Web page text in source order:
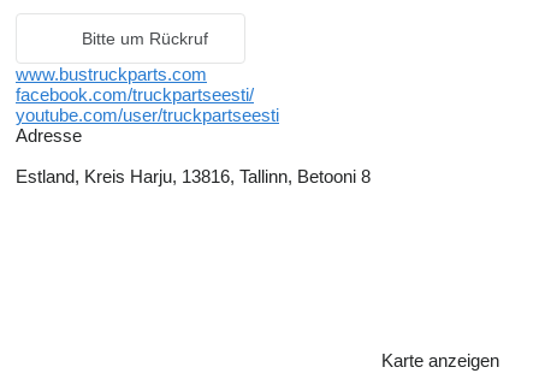
Bitte um Rückruf
www.bustruckparts.com
facebook.com/truckpartseesti/
youtube.com/user/truckpartseesti
Adresse
Estland, Kreis Harju, 13816, Tallinn, Betooni 8
Karte anzeigen